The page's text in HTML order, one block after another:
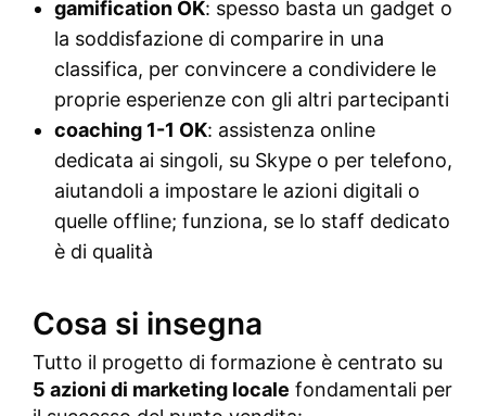
gamification OK: spesso basta un gadget o
la soddisfazione di comparire in una
classifica, per convincere a condividere le
proprie esperienze con gli altri partecipanti
coaching 1-1 OK: assistenza online
dedicata ai singoli, su Skype o per telefono,
aiutandoli a impostare le azioni digitali o
quelle offline; funziona, se lo staff dedicato
è di qualità
Cosa si insegna
Tutto il progetto di formazione è centrato su
5 azioni di marketing locale fondamentali per